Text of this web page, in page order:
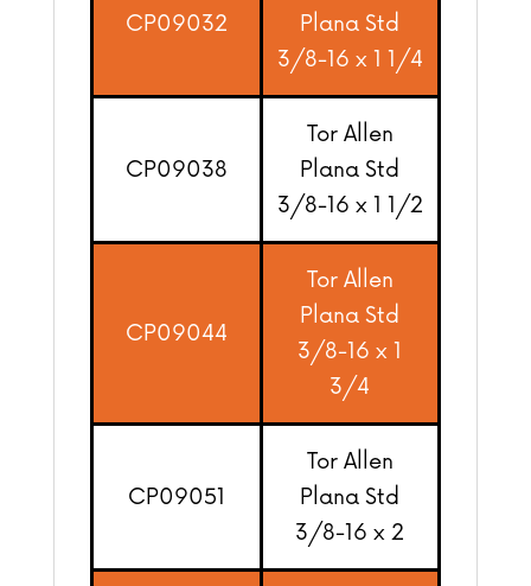
CP09032
Plana Std
3/8-16 x 1 1/4
CP09038
Tor Allen
Plana Std
3/8-16 x 1 1/2
CP09044
Tor Allen
Plana Std
3/8-16 x 1
3/4
CP09051
Tor Allen
Plana Std
3/8-16 x 2